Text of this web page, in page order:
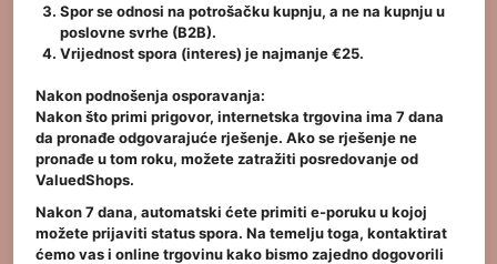
Spor se odnosi napotrošačku kupnju, a ne na kupnju u
poslovne svrhe (B2B).
Vrijednost spora (interes) jenajmanje €25.
Nakon podnošenja osporavanja:
Nakon što primi prigovor, internetska trgovina ima 7 dana
da pronađe odgovarajuće rješenje. Ako se rješenje ne
pronađe u tom roku, možete zatražiti posredovanje od
ValuedShops.
Nakon 7 dana, automatski ćete primiti e-poruku u kojoj
možete prijaviti status spora. Na temelju toga, kontaktirat
ćemo vas i online trgovinu kako bismo zajedno dogovorili